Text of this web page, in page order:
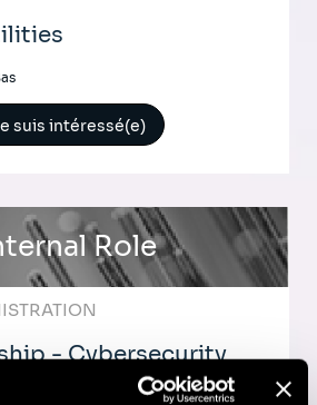
suis intéressé(e)
Role
- Cybersecurity